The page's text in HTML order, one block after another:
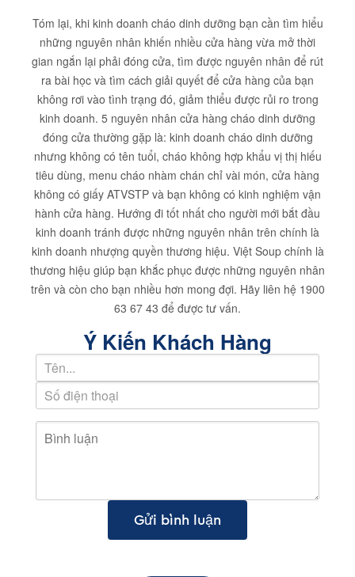
Tóm lại, khi kinh doanh cháo dinh dưỡng bạn cần tìm hiểu
những nguyên nhân khiến nhiều cửa hàng vừa mở thời
gian ngắn lại phải đóng cửa, tìm được nguyên nhân để rút
ra bài học và tìm cách giải quyết để cửa hàng của bạn
không rơi vào tình trạng đó, giảm thiểu được rủi ro trong
kinh doanh. 5 nguyên nhân cửa hàng cháo dinh dưỡng
đóng cửa thường gặp là: kinh doanh cháo dinh dưỡng
nhưng không có tên tuổi, cháo không hợp khẩu vị thị hiếu
tiêu dùng, menu cháo nhàm chán chỉ vài món, cửa hàng
không có giấy ATVSTP và bạn không có kinh nghiệm vận
hành cửa hàng. Hướng đi tốt nhất cho người mới bắt đầu
kinh doanh tránh được những nguyên nhân trên chính là
kinh doanh nhượng quyền thương hiệu. Việt Soup chính là
thương hiệu giúp bạn khắc phục được những nguyên nhân
trên và còn cho bạn nhiều hơn mong đợi. Hãy liên hệ 1900
63 67 43 để được tư vấn.
Ý Kiến Khách Hàng
Gửi bình luận